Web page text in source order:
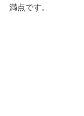
満点です。